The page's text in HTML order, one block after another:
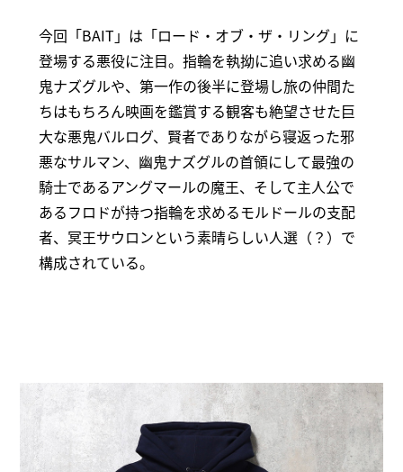
今回「BAIT」は「ロード・オブ・ザ・リング」に
登場する悪役に注目。指輪を執拗に追い求める幽
鬼ナズグルや、第一作の後半に登場し旅の仲間た
ちはもちろん映画を鑑賞する観客も絶望させた巨
大な悪鬼バルログ、賢者でありながら寝返った邪
悪なサルマン、幽鬼ナズグルの首領にして最強の
騎士であるアングマールの魔王、そして主人公で
あるフロドが持つ指輪を求めるモルドールの支配
者、冥王サウロンという素晴らしい人選（？）で
構成されている。